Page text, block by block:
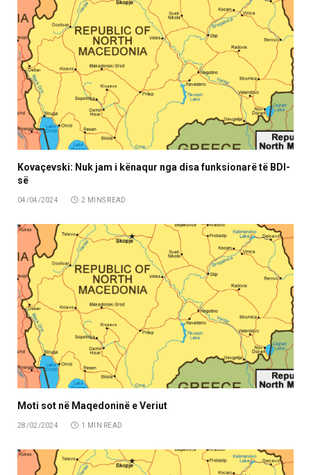
Kovaçevski: Nuk jam i kënaqur nga disa funksionarë të BDI-
së
04/04/2024 2 MINS READ
Moti sot në Maqedoninë e Veriut
28/02/2024 1 MIN READ